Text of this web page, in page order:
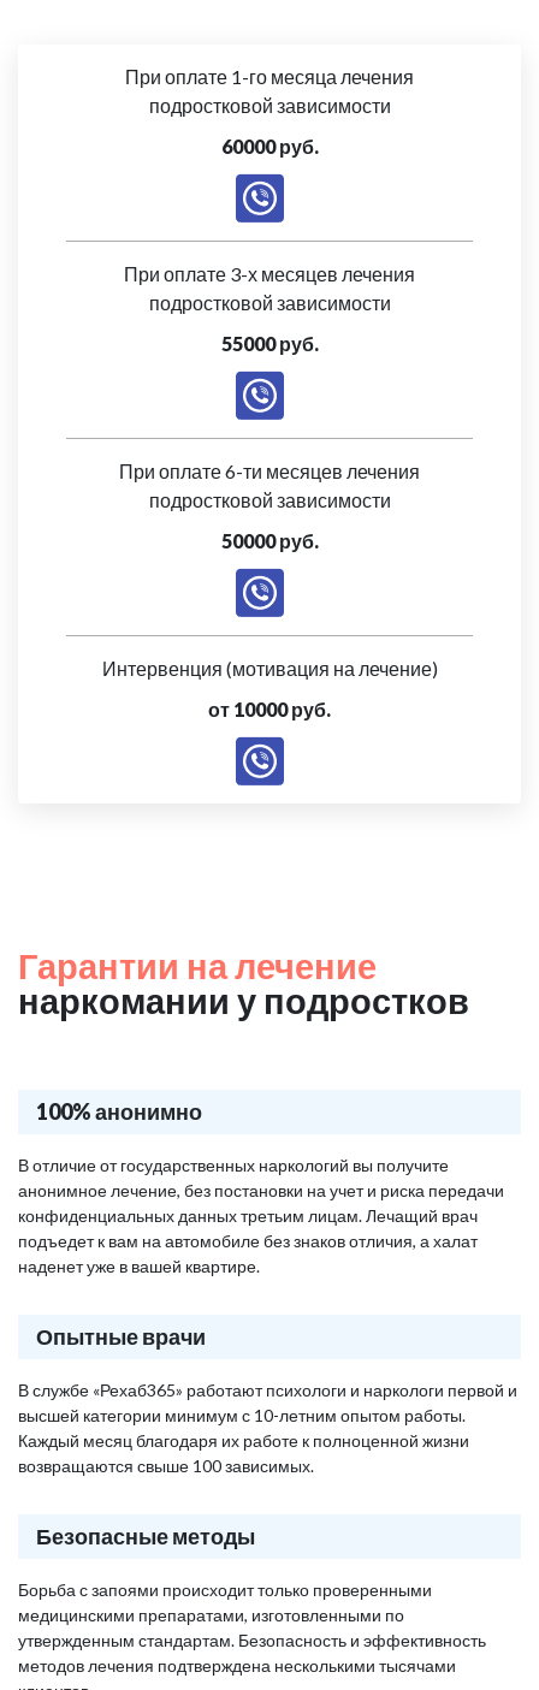
При оплате 1-го месяца лечения
подростковой зависимости
60000 руб.
При оплате 3-х месяцев лечения
подростковой зависимости
55000 руб.
При оплате 6-ти месяцев лечения
подростковой зависимости
50000 руб.
Интервенция (мотивация на лечение)
от 10000 руб.
Гарантии на лечение
наркомании у подростков
100% анонимно
В отличие от государственных наркологий вы получите
анонимное лечение, без постановки на учет и риска передачи
конфиденциальных данных третьим лицам. Лечащий врач
подъедет к вам на автомобиле без знаков отличия, а халат
наденет уже в вашей квартире.
Опытные врачи
В службе «Рехаб365» работают психологи и наркологи первой и
высшей категории минимум с 10-летним опытом работы.
Каждый месяц благодаря их работе к полноценной жизни
возвращаются свыше 100 зависимых.
Безопасные методы
Борьба с запоями происходит только проверенными
медицинскими препаратами, изготовленными по
утвержденным стандартам. Безопасность и эффективность
методов лечения подтверждена несколькими тысячами